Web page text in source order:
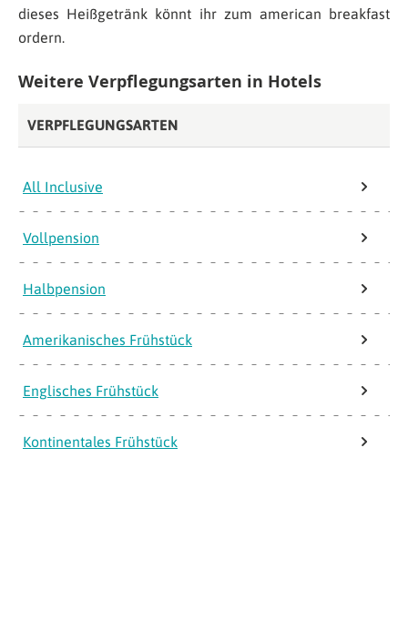
dieses Heißgetränk könnt ihr zum american breakfast
ordern.
Weitere Verpflegungsarten in Hotels
VERPFLEGUNGSARTEN
All Inclusive
Vollpension
Halbpension
Amerikanisches Frühstück
Englisches Frühstück
Kontinentales Frühstück